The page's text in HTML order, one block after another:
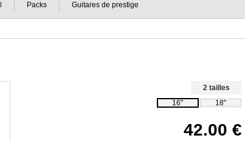
Packs Guitares de prestige
2 tailles
16"
18"
42.00